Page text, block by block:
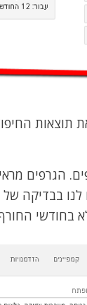
תוצאות
הגרפים
בבדיקה של
בחודשי